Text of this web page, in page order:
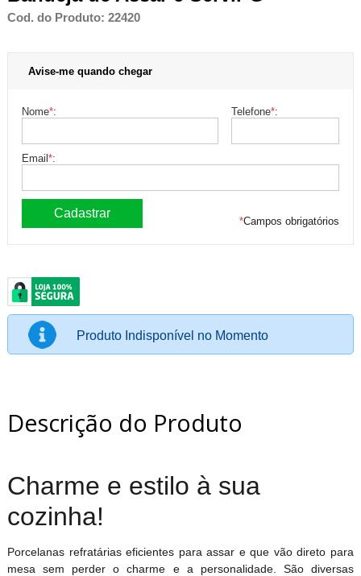
Cod. do Produto: 22420
Avise-me quando chegar
Nome*: Telefone*:
Email*:
*Campos obrigatórios
Produto Indisponível no Momento
Descrição do Produto
Charme e estilo à sua
cozinha!
Porcelanas refratárias eficientes para assar e que vão direto para
mesa sem perder o charme e a personalidade. São diversas